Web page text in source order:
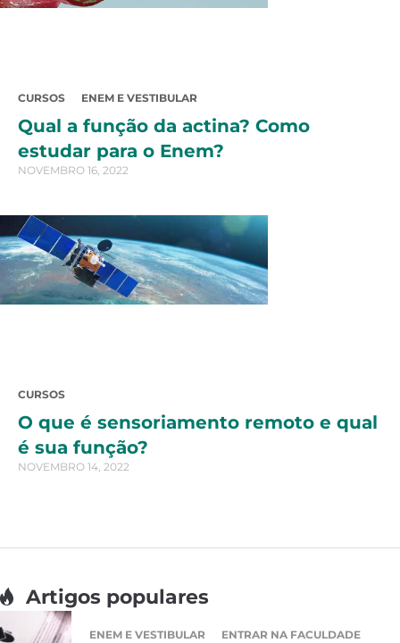
CURSOS ENEM E VESTIBULAR
Qual a função da actina? Como
estudar para o Enem?
NOVEMBRO 16, 2022
CURSOS
O que é sensoriamento remoto e qual
é sua função?
NOVEMBRO 14, 2022
Artigos populares
ENEM E VESTIBULAR ENTRAR NA FACULDADE